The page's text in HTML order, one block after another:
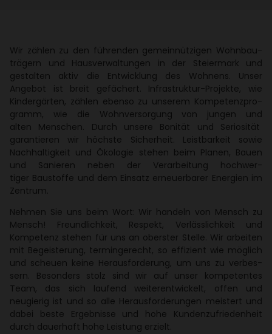
Wir zählen zu den führenden gemein­nüt­zigen Wohn­bau­
trä­gern und Haus­ver­wal­tungen in der Stei­er­mark und
gestalten aktiv die Entwick­lung des Wohnens. Unser
Angebot ist breit gefä­chert. Infra­struktur-Projekte, wie
Kinder­gärten, zählen ebenso zu unserem Kompe­tenz­pro­
gramm, wie die Wohn­ver­sor­gung von jungen und
alten Menschen. Durch unsere Bonität und Serio­sität
garan­tieren wir höchste Sicher­heit. Leist­bar­keit sowie
Nach­hal­tig­keit und Ökologie stehen beim Planen, Bauen
und Sanieren neben der Verar­bei­tung hoch­wer­
tiger Baustoffe und dem Einsatz erneu­er­barer Ener­gien im
Zentrum.
Nehmen Sie uns beim Wort: Wir handeln von Mensch zu
Mensch! Freund­lich­keit, Respekt, Verläss­lich­keit und
Kompe­tenz stehen für uns an oberster Stelle. Wir arbeiten
mit Begeis­te­rung, termin­ge­recht, so effi­zient wie möglich
und scheuen keine Heraus­for­de­rung, um uns zu verbes­
sern. Beson­ders stolz sind wir auf unser kompe­tentes
Team, das sich laufend weiter­ent­wi­ckelt, offen und
neugierig ist und so alle Heraus­for­de­rungen meis­tert und
dabei beste Ergeb­nisse und hohe Kunden­zu­frie­den­heit
durch dauer­haft hohe Leis­tung erzielt.